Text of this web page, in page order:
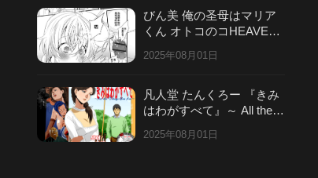
びん美 俺の圣母はマリア
くん オトコのコHEAVEN
2025年08月01日
凡人堂 たんくろー 『きみ
はわがすべて』～ All the T
2025年08月01日